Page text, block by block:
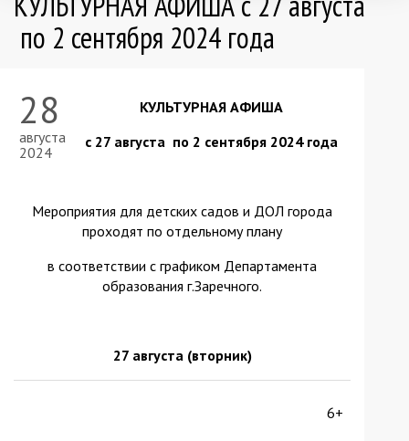
по 2 сентября 2024 года
28
августа
2024
КУЛЬТУРНАЯ АФИША
с 27 августа по 2 сентября 2024 года
Мероприятия для детских садов и ДОЛ города
проходят по отдельному плану
в соответствии с графиком Департамента
образования г.Заречного.
27 августа (вторник)
6+